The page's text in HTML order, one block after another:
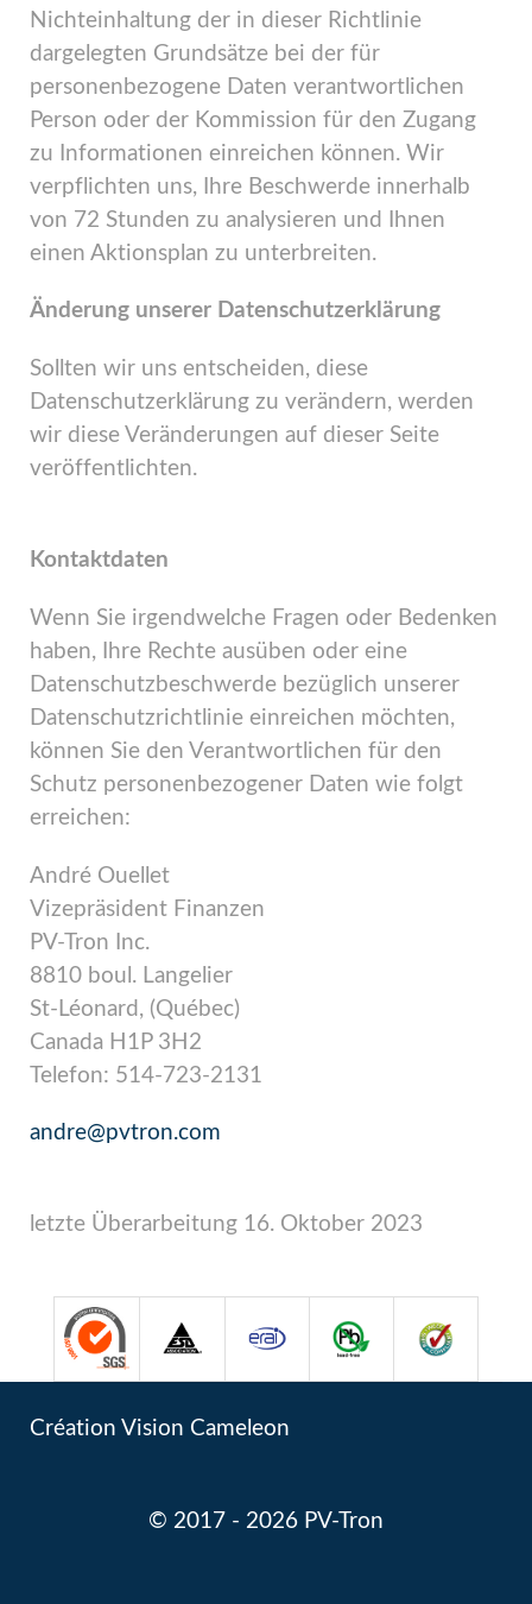
Nichteinhaltung der in dieser Richtlinie
dargelegten Grundsätze bei der für
personenbezogene Daten verantwortlichen
Person oder der Kommission für den Zugang
zu Informationen einreichen können. Wir
verpflichten uns, Ihre Beschwerde innerhalb
von 72 Stunden zu analysieren und Ihnen
einen Aktionsplan zu unterbreiten.
Änderung unserer Datenschutzerklärung
Sollten wir uns entscheiden, diese
Datenschutzerklärung zu verändern, werden
wir diese Veränderungen auf dieser Seite
veröffentlichten.
Kontaktdaten
Wenn Sie irgendwelche Fragen oder Bedenken
haben, Ihre Rechte ausüben oder eine
Datenschutzbeschwerde bezüglich unserer
Datenschutzrichtlinie einreichen möchten,
können Sie den Verantwortlichen für den
Schutz personenbezogener Daten wie folgt
erreichen:
André Ouellet
Vizepräsident Finanzen
PV-Tron Inc.
8810 boul. Langelier
St-Léonard, (Québec)
Canada H1P 3H2
Telefon: 514-723-2131
andre@pvtron.com
letzte Überarbeitung 16. Oktober 2023
Création Vision Cameleon
© 2017 - 2026 PV-Tron